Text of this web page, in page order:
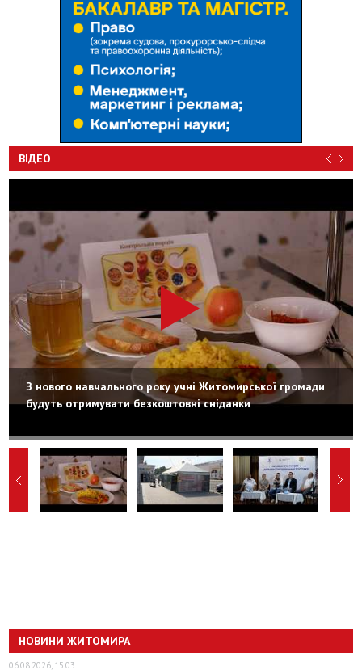
ВІДЕО
З нового навчального року учні Житомирської громади
будуть отримувати безкоштовні сніданки
НОВИНИ ЖИТОМИРА
06.08.2026, 15:03